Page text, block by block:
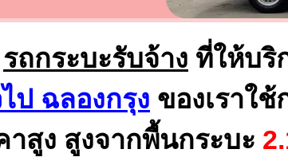
รถกระบะรับจ้าง ที่ให้บริ
ป ฉลองกรุง ของเราใ
าสูง สูงจากพื้นกระบะ